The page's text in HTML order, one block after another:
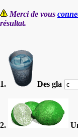
Merci de vous
résultat.
1. Des gla
2.